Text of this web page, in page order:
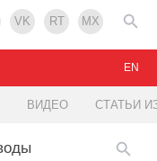
VK RT MX
ВИДЕО СТАТЬИ
EN